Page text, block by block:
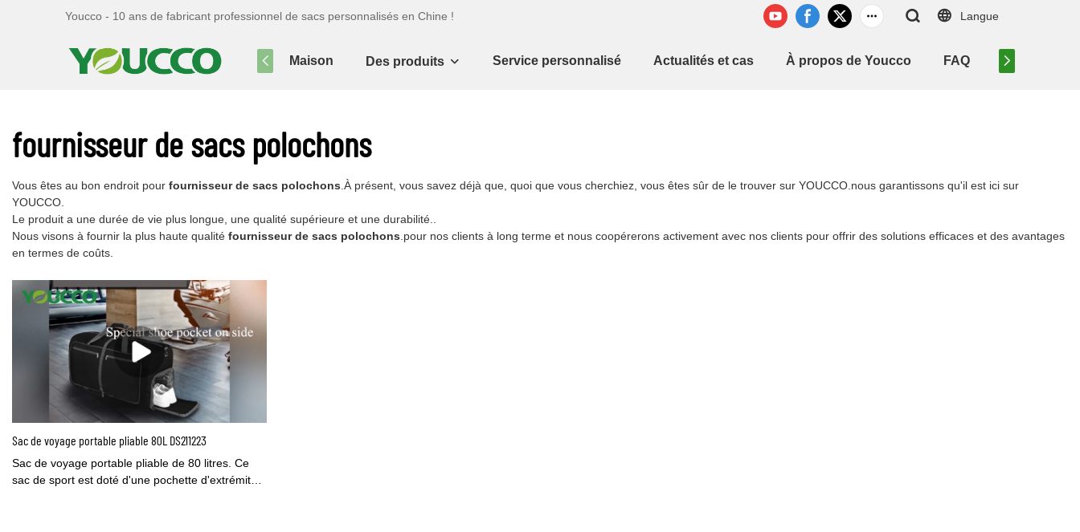
Youcco - 10 ans de fabricant professionnel de sacs personnalisés en Chine ! Langue
Maison Des produits Service personnalisé Actualités et cas À propos de Youcco FAQ Contactez-
fournisseur de sacs polochons
Vous êtes au bon endroit pour fournisseur de sacs polochons.À présent, vous savez déjà que, quoi que vous cherchiez, vous êtes sûr de le trouver sur YOUCCO.nous garantissons qu'il est ici sur
YOUCCO.
Le produit a une durée de vie plus longue, une qualité supérieure et une durabilité..
Nous visons à fournir la plus haute qualité fournisseur de sacs polochons.pour nos clients à long terme et nous coopérerons activement avec nos clients pour offrir des solutions efficaces et des avantages
en termes de coûts.
Sac de voyage portable pliable 80L DS211223
Sac de voyage portable pliable de 80 litres. Ce
sac de sport est doté d'une pochette d'extrémité